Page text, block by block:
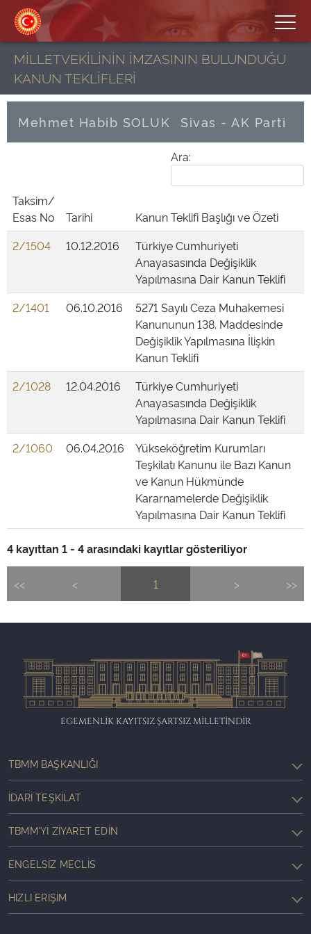
MİLLETVEKİLİNİN İMZASININ BULUNDUĞU
KANUN TEKLİFLERİ
Mehmet Habib SOLUK Sivas - AK Parti
Ara:
Taksim/
Esas No
Tarihi
Kanun Teklifi Başlığı ve Özeti
2/1504
10.12.2016
Türkiye Cumhuriyeti
Anayasasında Değişiklik
Yapılmasına Dair Kanun Teklifi
2/1401
06.10.2016
5271 Sayılı Ceza Muhakemesi
Kanununun 138. Maddesinde
Değişiklik Yapılmasına İlişkin
Kanun Teklifi
2/1028
12.04.2016
Türkiye Cumhuriyeti
Anayasasında Değişiklik
Yapılmasına Dair Kanun Teklifi
2/1060
06.04.2016
Yükseköğretim Kurumları
Teşkilatı Kanunu ile Bazı Kanun
ve Kanun Hükmünde
Kararnamelerde Değişiklik
Yapılmasına Dair Kanun Teklifi
4 kayıttan 1 - 4 arasındaki kayıtlar gösteriliyor
<< < 1 > >>
EGEMENLİK KAYITSIZ ŞARTSIZ MİLLETİNDİR
TBMM BAŞKANLIĞI
İDARI TEŞKILAT
TBMM'YI ZIYARET EDIN
ENGELSIZ MECLIS
HIZLI ERIŞIM